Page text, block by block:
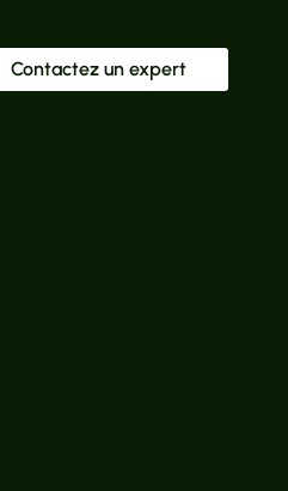
Contactez un expert